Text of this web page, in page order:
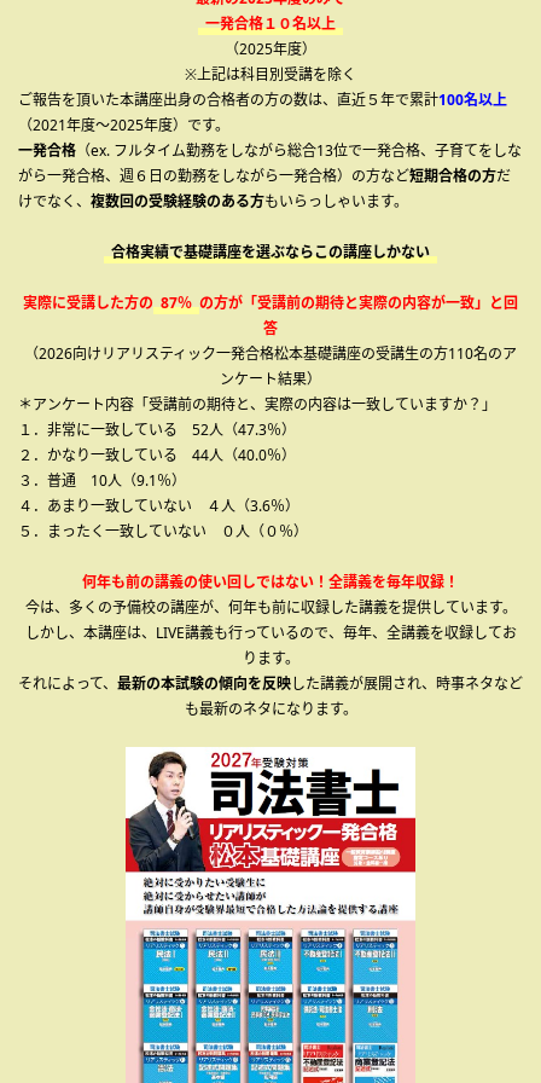
一発合格１０名以上
（2025年度）
※上記は科目別受講を除く
ご報告を頂いた本講座出身の合格者の方の数は、直近５年で累計100名以上
（2021年度～2025年度）です。
一発合格 （ex. フルタイム勤務をしながら総合13位で一発合格、子育てをしな
がら一発合格、週６日の勤務をしながら一発合格）の方など短期合格の方だ
けでなく、 複数回の受験経験のある方もいらっしゃいます。
合格実績で基礎講座を選ぶならこの講座しかない
実際に受講した方の 87％ の方が「受講前の期待と実際の内容が一致」と回
答
（2026向けリアリスティック一発合格松本基礎講座の受講生の方110名のア
ンケート結果）
＊アンケート内容「受講前の期待と、実際の内容は一致していますか？」
１．非常に一致している 52人（47.3％）
２．かなり一致している 44人（40.0％）
３．普通 10人（9.1％）
４．あまり一致していない ４人（3.6％）
５．まったく一致していない ０人（０％）
何年も前の講義の使い回しではない！全講義を毎年収録！
今は、多くの予備校の講座が、何年も前に収録した講義を提供しています。
しかし、本講座は、LIVE講義も行っているので、毎年、全講義を収録してお
ります。
それによって、 最新の本試験の傾向を反映した講義が展開され、時事ネタなど
も最新のネタになります。